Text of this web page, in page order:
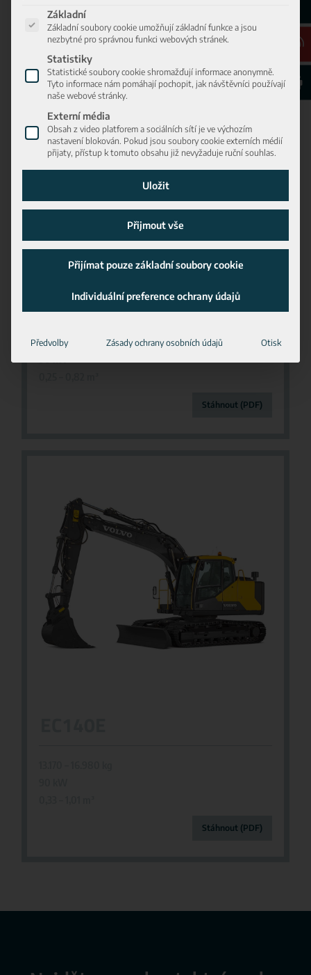
ECR145
14.435 – 16.677 kg
Stáhnout (PDF)
Stáhnout (PDF)
Níže je uveden seznam skupin služeb, pro které lze udělit
Základní
Základní soubory cookie umožňují základní funkce a jsou
nezbytné pro správnou funkci webových stránek.
Statistiky
Statistické soubory cookie shromažďují informace anonymně.
Tyto informace nám pomáhají pochopit, jak návštěvníci používají
naše webové stránky.
Externí média
Obsah z video platforem a sociálních sítí je ve výchozím
nastavení blokován. Pokud jsou soubory cookie externích médií
přijaty, přístup k tomuto obsahu již nevyžaduje ruční souhlas.
Uložit
Přijmout vše
Přijímat pouze základní soubory cookie
Individuální preference ochrany údajů
Předvolby Zásady ochrany osobních údajů Otisk